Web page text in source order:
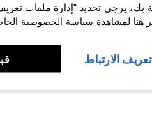
المراجعات
بك، يرجى تحديد "إدارة ملفات
هنا لمشاهدة سياسة الخصوصية
الارتباط